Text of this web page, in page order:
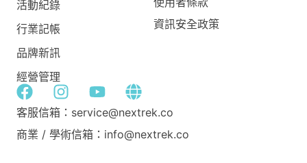
活動紀錄
行業記帳
品牌新訊
經營管理
資訊安全政策
客服信箱：service@nextrek.co
商業 / 學術信箱：info@nextrek.co